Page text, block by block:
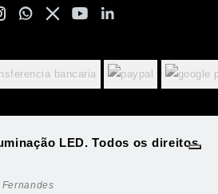
LED. Todos os direitos